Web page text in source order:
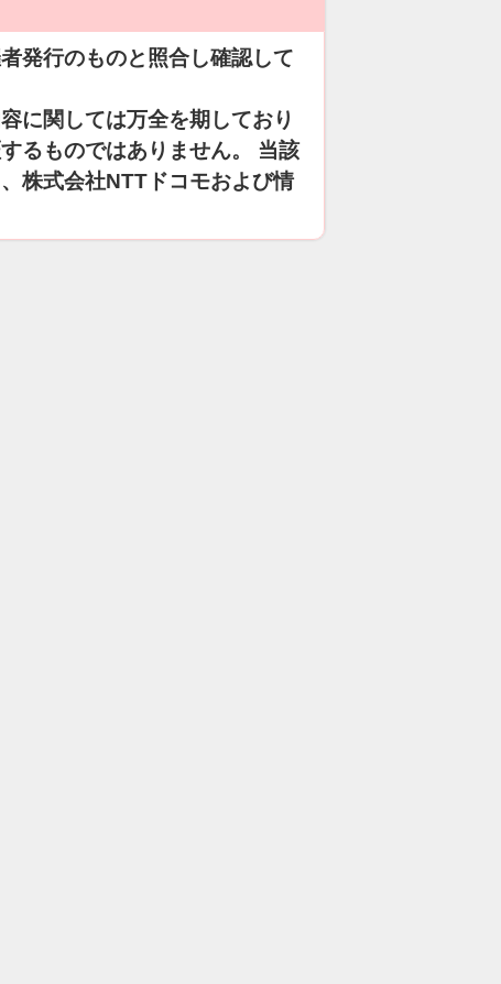
発行のものと照合し確認して
に関しては万全を期しており
るものではありません。 当該
株式会社NTTドコモおよび情